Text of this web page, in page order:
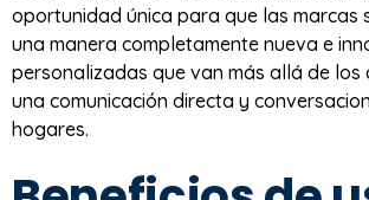
oportunidad única para que las marcas
una manera completamente nueva e
personalizadas que van más allá de
una comunicación directa y
hogares.